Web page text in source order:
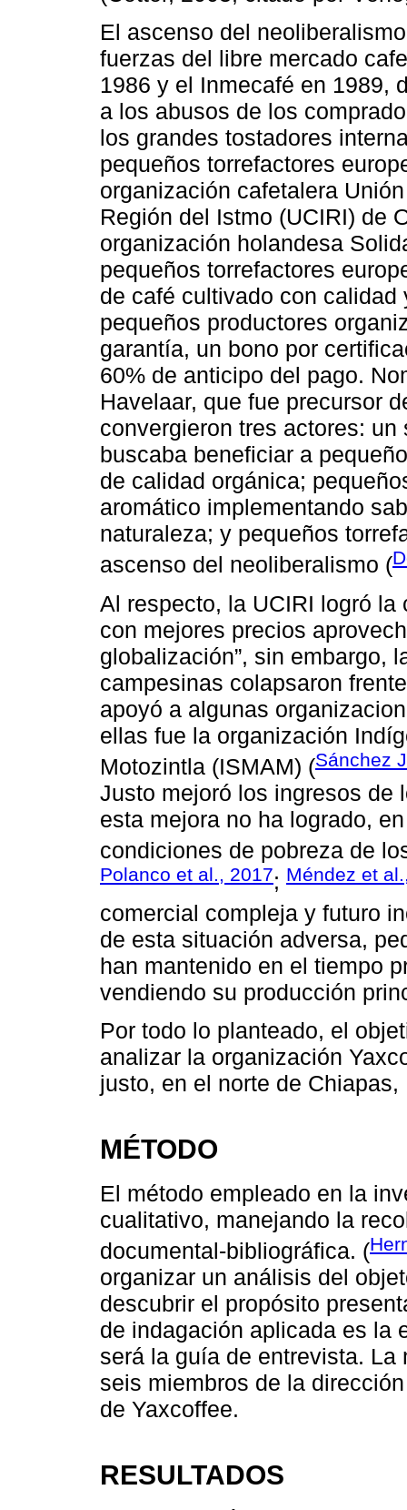
El ascenso del
fuerzas del libre mercado
1986 y el Inmecafé en 1989,
a los abusos de los
los grandes tostadores
pequeños torrefactores
organización cafetalera
Región del Istmo (UCIRI) de
organización holandesa
pequeños torrefactores
de café cultivado con
pequeños productores
garantía, un bono por
60% de anticipo del pago.
Havelaar, que fue precursor
convergieron tres actores:
buscaba beneficiar a
de calidad orgánica;
aromático implementando
naturaleza; y pequeños
ascenso del neoliberalismo (
Al respecto, la UCIRI logró
con mejores precios
globalización”, sin embargo,
campesinas colapsaron
apoyó a algunas
ellas fue la organización
Motozintla (ISMAM) (Sánchez
Justo mejoró los ingresos de
esta mejora no ha logrado,
condiciones de pobreza de
Polanco et al., 2017; Méndez et
comercial compleja y futuro
de esta situación adversa,
han mantenido en el tiempo
vendiendo su producción
Por todo lo planteado, el
analizar la organización
justo, en el norte de Chiapas,
MÉTODO
El método empleado en la
cualitativo, manejando la
documental-bibliográfica. (
organizar un análisis del
descubrir el propósito
de indagación aplicada es la
será la guía de entrevista.
seis miembros de la
de Yaxcoffee.
RESULTADOS